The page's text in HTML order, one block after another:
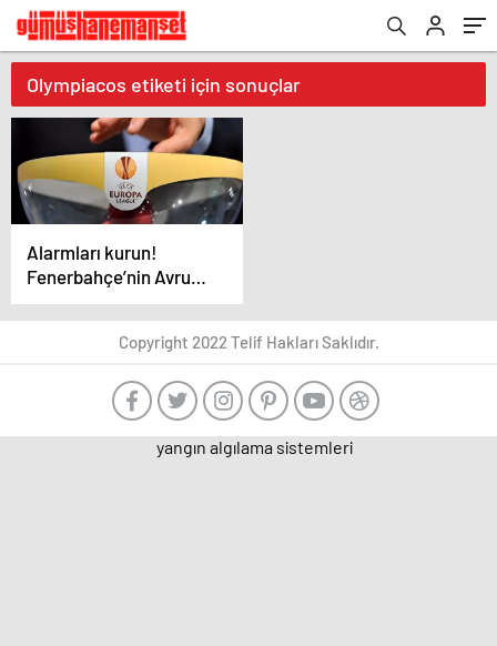
Olympiacos etiketi için sonuçlar
Alarmları kurun!
Fenerbahçe’nin Avrupa
Ligi’ndeki rakibi belli
oluyor
Copyright 2022 Telif Hakları Saklıdır.
yangın algılama sistemleri